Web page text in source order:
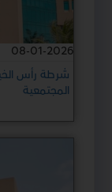
08-01-2026
شرطة رأس
المجتمعية